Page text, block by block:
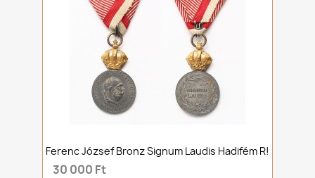
Ferenc József Bronz Signum Laudis Hadifém R!
30 000 Ft